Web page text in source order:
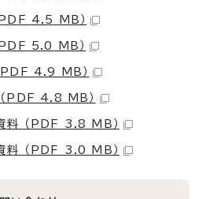
PDF 4.5 MB）
5.0 MB）
PDF 4.9 MB）
PDF 4.8 MB）
料 （PDF 3.8 MB）
料 （PDF 3.0 MB）